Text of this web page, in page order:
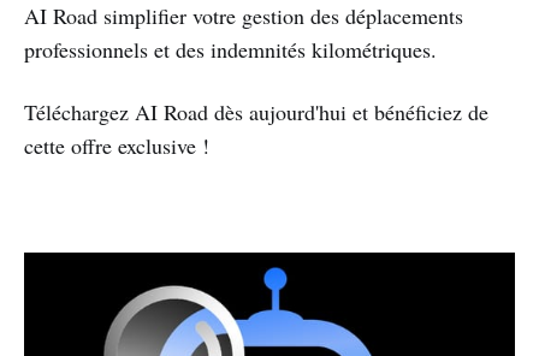
AI Road simplifier votre gestion des déplacements
professionnels et des indemnités kilométriques.
Téléchargez AI Road dès aujourd'hui et bénéficiez de
cette offre exclusive !